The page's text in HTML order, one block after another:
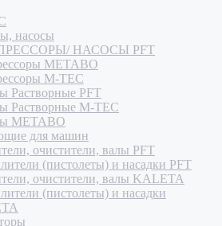
насосы
НАСОСЫ PFT
METABO
M-TEC
Растворные PFT
Растворные M-TEC
METABO
для машин
очистители, валы PFT
(пистолеты) и насадки PFT
очистители, валы KALETA
(пистолеты) и насадки